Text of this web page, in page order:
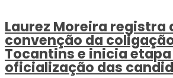
Laurez Moreira registra
convenção da
Tocantins e inicia
oficialização das